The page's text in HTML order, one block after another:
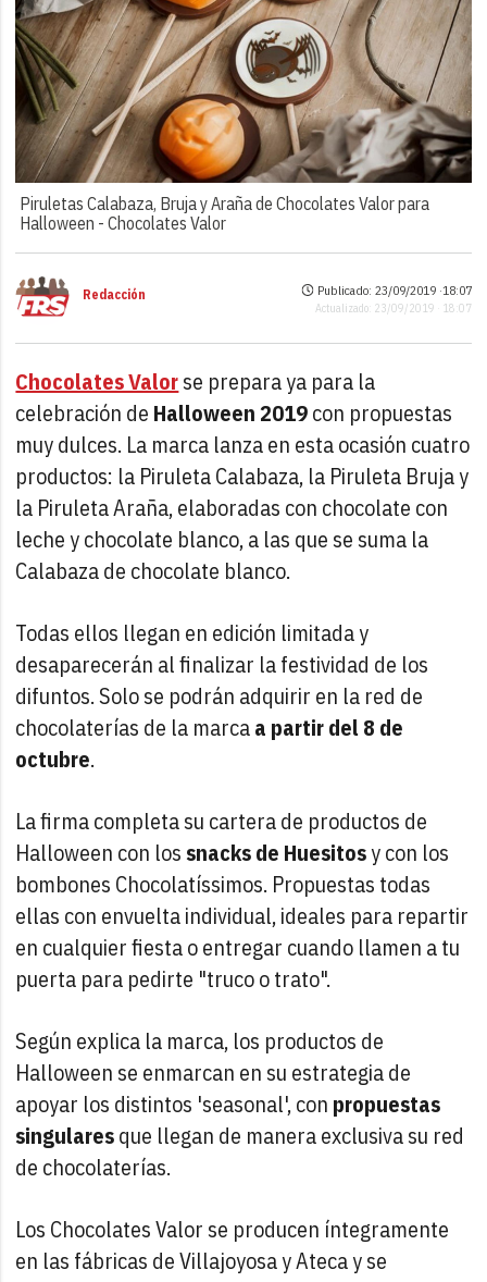
Piruletas Calabaza, Bruja y Araña de Chocolates Valor para
Halloween -Chocolates Valor
Redacción Publicado: 23/09/2019 ·18:07
Actualizado: 23/09/2019 · 18:07
Chocolates Valorse prepara ya para la
celebración de Halloween 2019con propuestas
muy dulces. La marca lanza en esta ocasión cuatro
productos: la Piruleta Calabaza, la Piruleta Bruja y
la Piruleta Araña, elaboradas con chocolate con
leche y chocolate blanco, a las que se suma la
Calabaza de chocolate blanco.
Todas ellos llegan en edición limitada y
desaparecerán al finalizar la festividad de los
difuntos. Solo se podrán adquirir en la red de
chocolaterías de la marcaa partir del 8 de
octubre.
La firma completa su cartera de productos de
Halloween con los snacks de Huesitosy con los
bombones Chocolatíssimos. Propuestas todas
ellas con envuelta individual, ideales para repartir
en cualquier fiesta o entregar cuando llamen a tu
puerta para pedirte "truco o trato".
Según explica la marca, los productos de
Halloween se enmarcan en su estrategia de
apoyar los distintos 'seasonal', con propuestas
singularesque llegan de manera exclusiva su red
de chocolaterías.
Los Chocolates Valor se producen íntegramente
en las fábricas de Villajoyosa y Ateca y se